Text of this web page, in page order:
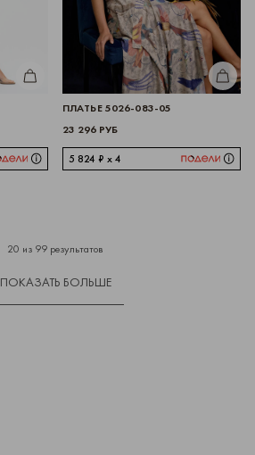
КУПИТЬ КУПИТЬ
ПЛАТЬЕ 5026-083-05
23 296 РУБ
5 824 ₽ x 4
20 из 99 результатов
ПОКАЗАТЬ БОЛЬШЕ